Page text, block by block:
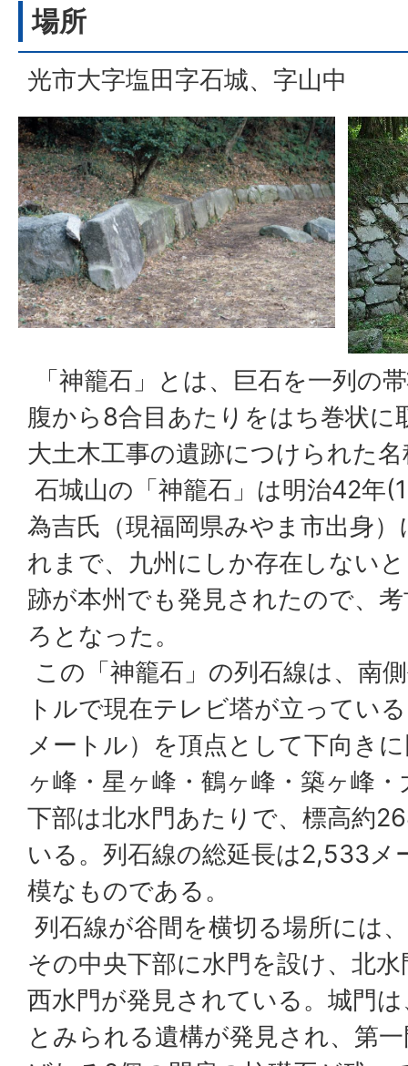
場所
光市大字塩田字石城、字山中
「神籠石」とは、巨石を一列の
腹から8合目あたりをはち巻状に
大土木工事の遺跡につけられた
石城山の「神籠石」は明治42年
為吉氏（現福岡県みやま市出身
れまで、九州にしか存在しない
跡が本州でも発見されたので、
ろとなった。
この「神籠石」の列石線は、南
トルで現在テレビ塔が立ってい
メートル）を頂点として下向き
ヶ峰・星ヶ峰・鶴ヶ峰・築ヶ峰
下部は北水門あたりで、標高約
いる。列石線の総延長は2,533メ
模なものである。
列石線が谷間を横切る場所には
その中央下部に水門を設け、北
西水門が発見されている。城門
とみられる遺構が発見され、第